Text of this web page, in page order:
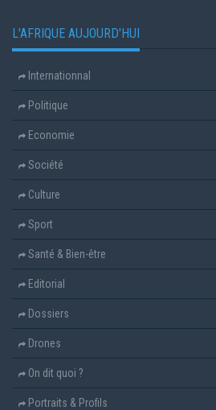
L'AFRIQUE AUJOURD'HUI
Internationnal
Politique
Economie
Société
Culture
Sport
Santé & Bien-être
Editorial
Dossiers
Drones
On dit quoi ?
Portraits & Profils